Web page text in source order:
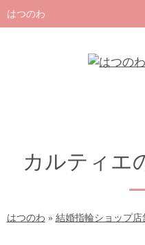
はつのわ
カルティエ
はつのわ » 結婚指輪ショップ店